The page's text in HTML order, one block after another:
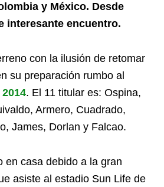
y México. Desde
interesante encuentro.
con la ilusión de retomar
su preparación rumbo al
. El 11 titular es: Ospina,
Armero, Cuadrado,
James, Dorlan y Falcao.
en casa debido a la gran
asiste al estadio Sun Life de